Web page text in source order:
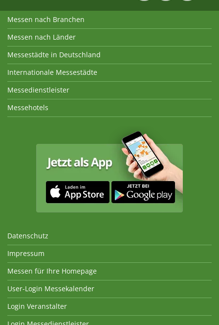
Messen nach Branchen
Messen nach Länder
Messestädte in Deutschland
Internationale Messestädte
Messedienstleister
Messehotels
Datenschutz
Impressum
Messen für Ihre Homepage
User-Login Messekalender
Login Veranstalter